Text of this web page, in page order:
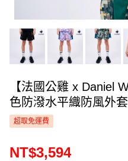
【法國公雞 x Daniel
色防潑水平織防風外
超取免運費
NT$3,594